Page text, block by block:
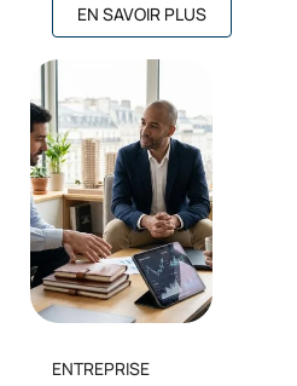
EN SAVOIR PLUS
ENTREPRISE